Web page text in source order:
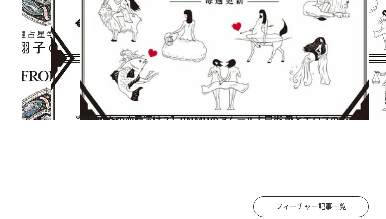
2024.6.15
【あなたの恋愛運は？】JINMUのアムール占星術 愛とエロスのジンムリズム
占い
フィーチャー記事一覧